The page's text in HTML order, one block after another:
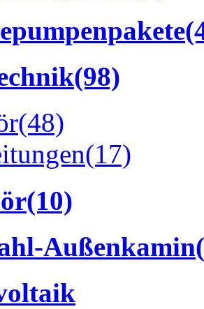
(98)
(48)
(17)
(10)
Außenkamin